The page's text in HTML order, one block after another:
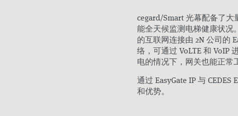
cegard/Smart 光幕配备了
能全天候监测电梯健康状况
的互联网连接由 2N 公司的
络，可通过 VoLTE 和 VoIP
电的情况下，网关也能正常
通过 EasyGate IP 与
和优势。